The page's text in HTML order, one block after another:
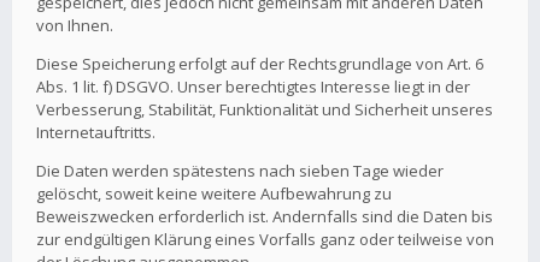
von Ihnen.
Diese Speicherung erfolgt auf der Rechtsgrundlage von Art. 6
Abs. 1 lit. f) DSGVO. Unser berechtigtes Interesse liegt in der
Verbesserung, Stabilität, Funktionalität und Sicherheit unseres
Internetauftritts.
Die Daten werden spätestens nach sieben Tage wieder
gelöscht, soweit keine weitere Aufbewahrung zu
Beweiszwecken erforderlich ist. Andernfalls sind die Daten bis
zur endgültigen Klärung eines Vorfalls ganz oder teilweise von